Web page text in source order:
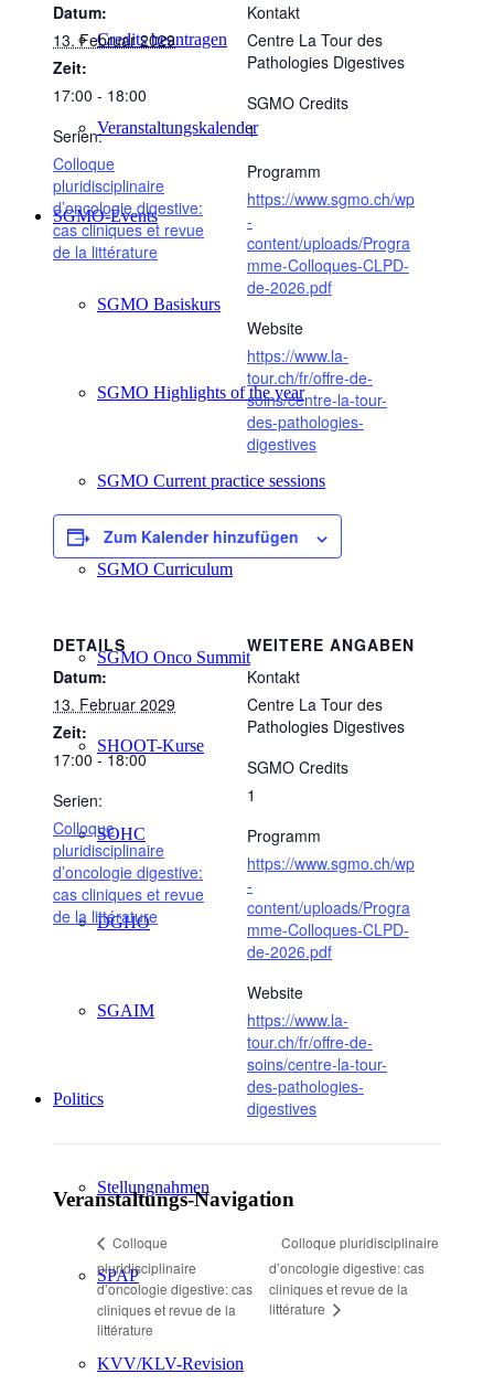
Credits beantragen
Veranstaltungskalender
SGMO-Events
SGMO Basiskurs
SGMO Highlights of the year
SGMO Current practice sessions
SGMO Curriculum
SGMO Onco Summit
SHOOT-Kurse
SOHC
DGHO
SGAIM
Politics
Stellungnahmen
SPAP
KVV/KLV-Revision
Datum:
13. Februar 2029
Zeit:
17:00 - 18:00
Serien:
Colloque
pluridisciplinaire
d’oncologie digestive:
cas cliniques et revue
de la littérature
Kontakt
Centre La Tour des
Pathologies Digestives
SGMO Credits
1
Programm
https://www.sgmo.ch/wp
-
content/uploads/Progra
mme-Colloques-CLPD-
de-2026.pdf
Website
https://www.la-
tour.ch/fr/offre-de-
soins/centre-la-tour-
des-pathologies-
digestives
Zum Kalender hinzufügen
DETAILS
Datum:
13. Februar 2029
Zeit:
17:00 - 18:00
Serien:
Colloque
pluridisciplinaire
d’oncologie digestive:
cas cliniques et revue
de la littérature
WEITERE ANGABEN
Kontakt
Centre La Tour des
Pathologies Digestives
SGMO Credits
1
Programm
https://www.sgmo.ch/wp
-
content/uploads/Progra
mme-Colloques-CLPD-
de-2026.pdf
Website
https://www.la-
tour.ch/fr/offre-de-
soins/centre-la-tour-
des-pathologies-
digestives
Veranstaltungs-Navigation
Colloque
pluridisciplinaire
d’oncologie digestive: cas
cliniques et revue de la
littérature
Colloque pluridisciplinaire
d’oncologie digestive: cas
cliniques et revue de la
littérature